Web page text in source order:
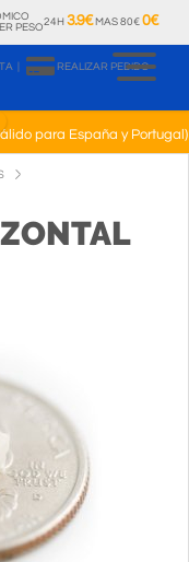
PESO24H 3.9€ MAS 80€ 0€
REALIZAR PEDIDO
para España y Portugal)